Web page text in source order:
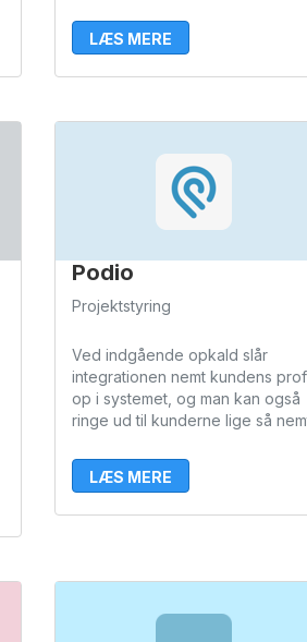
LÆS MERE
Podio
Projektstyring
Ved indgående opkald slår
integrationen nemt kundens
op i systemet, og man kan også
ringe ud til kunderne lige så
LÆS MERE